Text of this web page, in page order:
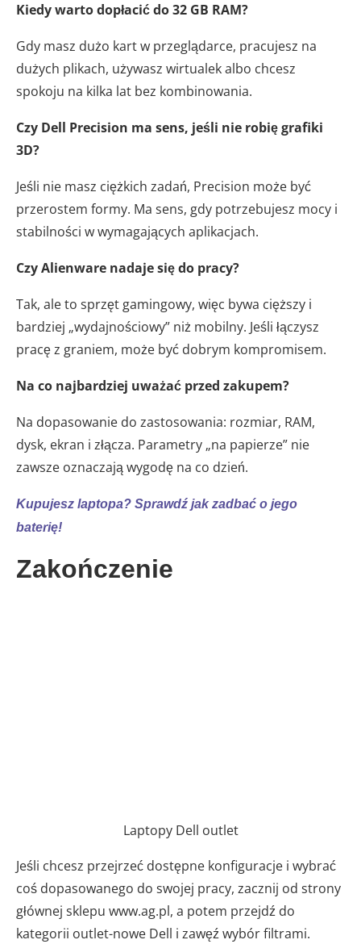
Kiedy warto dopłacić do 32 GB RAM?
Gdy masz dużo kart w przeglądarce, pracujesz na
dużych plikach, używasz wirtualek albo chcesz
spokoju na kilka lat bez kombinowania.
Czy Dell Precision ma sens, jeśli nie robię grafiki
3D?
Jeśli nie masz ciężkich zadań, Precision może być
przerostem formy. Ma sens, gdy potrzebujesz mocy i
stabilności w wymagających aplikacjach.
Czy Alienware nadaje się do pracy?
Tak, ale to sprzęt gamingowy, więc bywa cięższy i
bardziej „wydajnościowy” niż mobilny. Jeśli łączysz
pracę z graniem, może być dobrym kompromisem.
Na co najbardziej uważać przed zakupem?
Na dopasowanie do zastosowania: rozmiar, RAM,
dysk, ekran i złącza. Parametry „na papierze” nie
zawsze oznaczają wygodę na co dzień.
Kupujesz laptopa? Sprawdź jak zadbać o jego
baterię!
Zakończenie
Laptopy Dell outlet
Jeśli chcesz przejrzeć dostępne konfiguracje i wybrać
coś dopasowanego do swojej pracy, zacznij od strony
głównej sklepu www.ag.pl, a potem przejdź do
kategorii outlet-nowe Dell i zawęź wybór filtrami.